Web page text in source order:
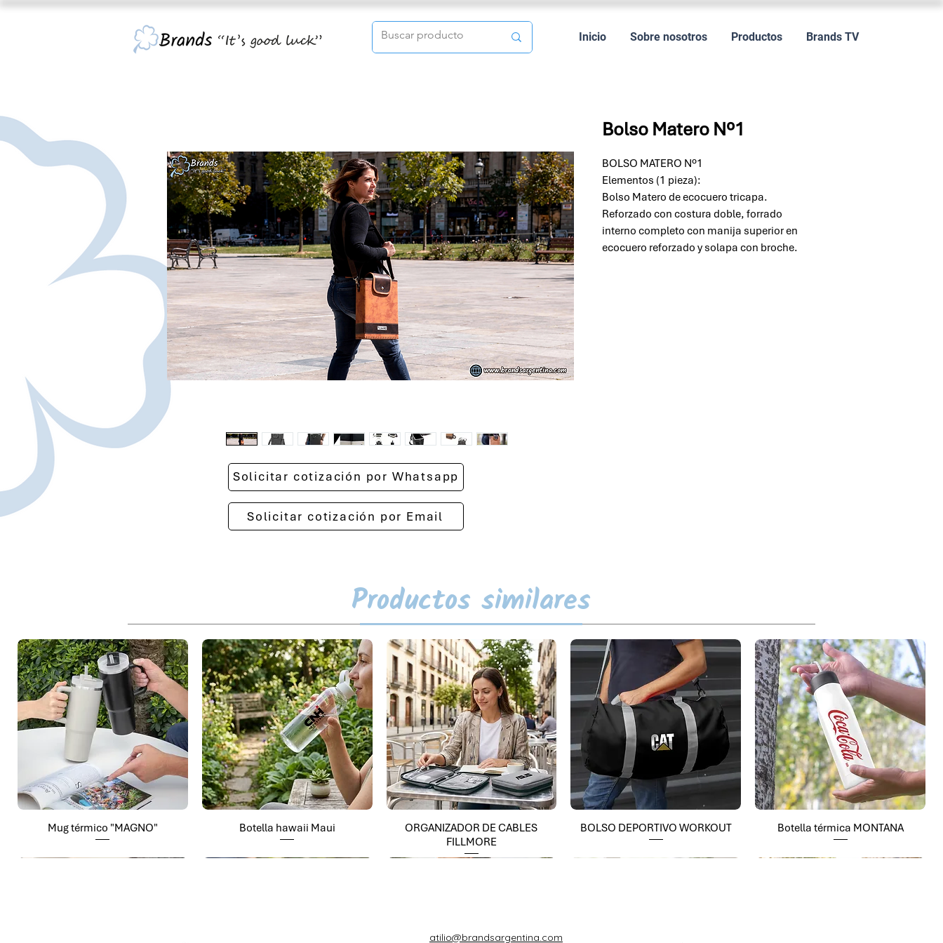
Inicio Sobre nosotros Productos Brands TV
Bolso Matero Nº1
BOLSO MATERO Nº1
Elementos (1 pieza):
Bolso Matero de ecocuero tricapa.
Reforzado con costura doble, forrado
interno completo con manija superior en
ecocuero reforzado y solapa con broche.
Solicitar cotización por Whatsapp
Solicitar cotización por Email
Productos similares
Mug térmico "MAGNO" Botella hawaii Maui
ORGANIZADOR DE CABLES
FILLMORE
BOLSO DEPORTIVO WORKOUT Botella térmica MONTANA
atilio@brandsargentina.com